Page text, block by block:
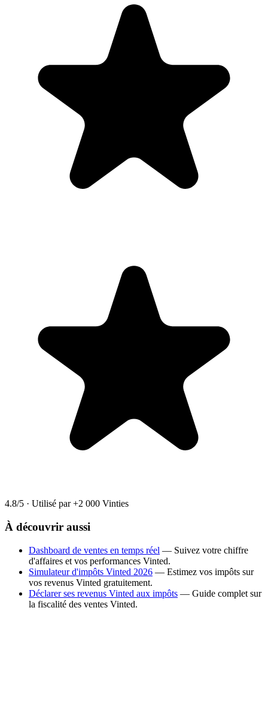
4.8/5 · Utilisé par +2 000 Vinties
À découvrir aussi
Dashboard de ventes en temps réel — Suivez votre chiffre
d'affaires et vos performances Vinted.
Simulateur d'impôts Vinted 2026 — Estimez vos impôts sur
vos revenus Vinted gratuitement.
Déclarer ses revenus Vinted aux impôts — Guide complet sur
la fiscalité des ventes Vinted.